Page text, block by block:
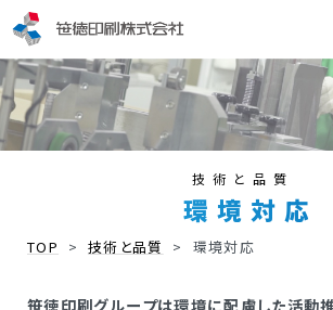
技術と品質
環境対応
TOP > 技術と品質 > 環境対応
笹徳印刷グループは環境に配慮した活動